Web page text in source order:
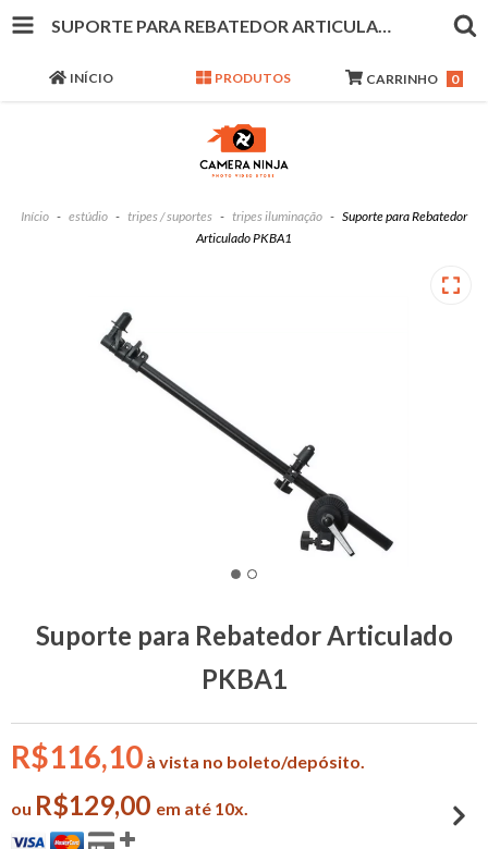
SUPORTE PARA REBATEDOR ARTICULADO PKBA1
INÍCIO PRODUTOS CARRINHO 0
Início - estúdio - tripes / suportes - tripes iluminação - Suporte para Rebatedor
Articulado PKBA1
Suporte para Rebatedor Articulado
PKBA1
R$116,10 à vista no boleto/depósito.
ou R$129,00 em até 10x.